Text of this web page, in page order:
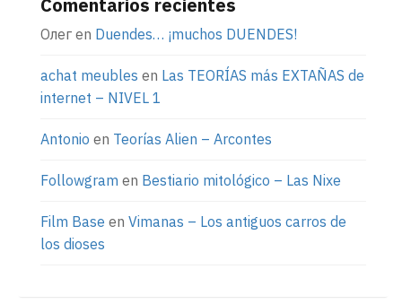
Олег en Duendes… ¡muchos DUENDES!
achat meubles en Las TEORÍAS más EXTAÑAS de
internet – NIVEL 1
Antonio en Teorías Alien – Arcontes
Followgram en Bestiario mitológico – Las Nixe
Film Base en Vimanas – Los antiguos carros de
los dioses